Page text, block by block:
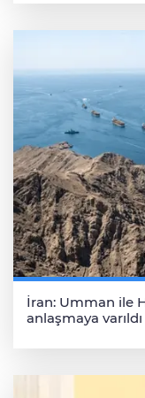
İran: Umman ile
anlaşmaya varıldı